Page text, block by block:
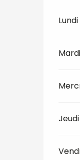
Lundi
Mardi
Jeudi